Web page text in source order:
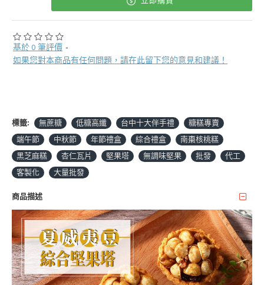
基於 0 筆評價 -
如果您對本商品有任何問題，請在此留下您的意見和建議！
標籤: 無蔗糖 低糖高纖 台中十大伴手禮
糖糕專賣
端午節
中秋節 年節禮盒 綜合禮盒
南棗核桃糕
黑芝麻糕
杏仁瓦片 堅果塔 無調味堅果 批發
代工
客製化
大量批發
商品描述